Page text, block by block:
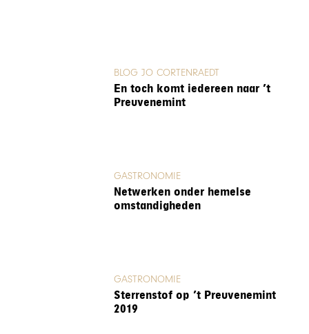
BLOG JO CORTENRAEDT
En toch komt iedereen naar ’t
Preuvenemint
GASTRONOMIE
Netwerken onder hemelse
omstandigheden
GASTRONOMIE
Sterrenstof op ’t Preuvenemint
2019